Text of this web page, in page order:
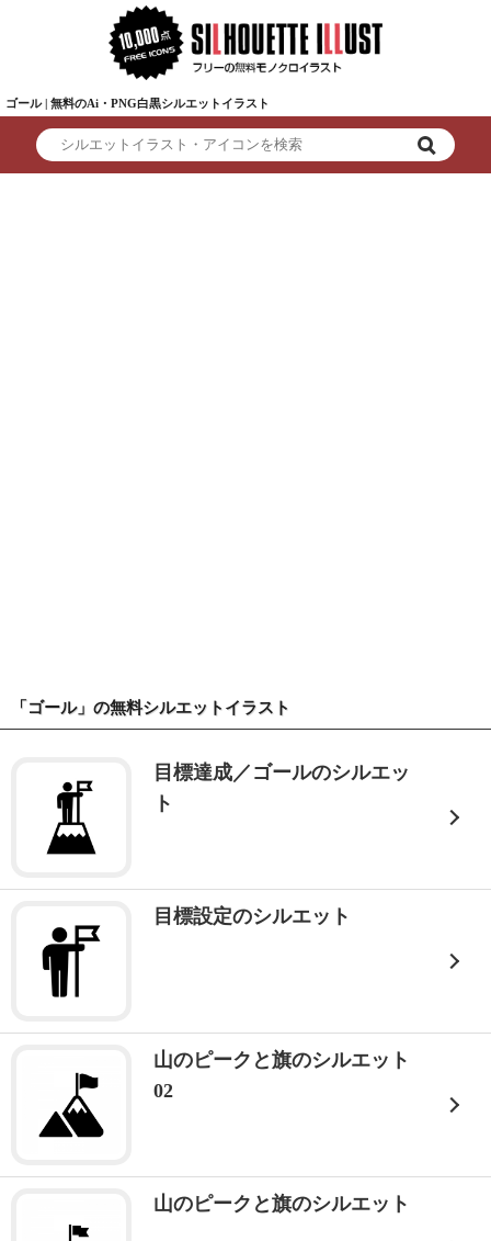
ゴール | 無料のAi・PNG白黒シルエットイラスト
「ゴール」の無料シルエットイラスト
目標達成／ゴールのシルエッ
ト
目標設定のシルエット
山のピークと旗のシルエット
02
山のピークと旗のシルエット